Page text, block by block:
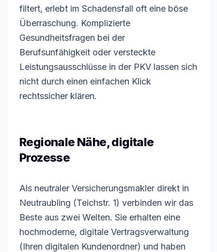
filtert, erlebt im Schadensfall oft eine böse
Überraschung. Komplizierte
Gesundheitsfragen bei der
Berufsunfähigkeit oder versteckte
Leistungsausschlüsse in der PKV lassen sich
nicht durch einen einfachen Klick
rechtssicher klären.
Regionale Nähe, digitale
Prozesse
Als neutraler Versicherungsmakler direkt in
Neutraubling (Teichstr. 1) verbinden wir das
Beste aus zwei Welten. Sie erhalten eine
hochmoderne, digitale Vertragsverwaltung
(Ihren digitalen Kundenordner) und haben